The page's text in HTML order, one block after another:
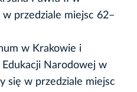
w przedziale miejsc 62–
w Krakowie i
Narodowej w
się w przedziale miejsc